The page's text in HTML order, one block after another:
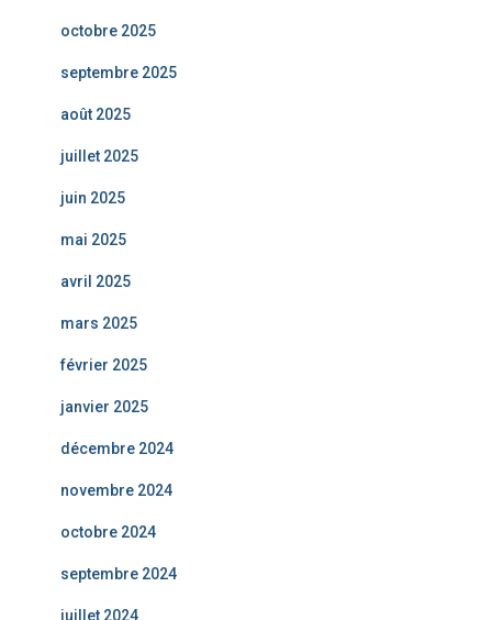
octobre 2025
septembre 2025
août 2025
juillet 2025
juin 2025
mai 2025
avril 2025
mars 2025
février 2025
janvier 2025
décembre 2024
novembre 2024
octobre 2024
septembre 2024
juillet 2024